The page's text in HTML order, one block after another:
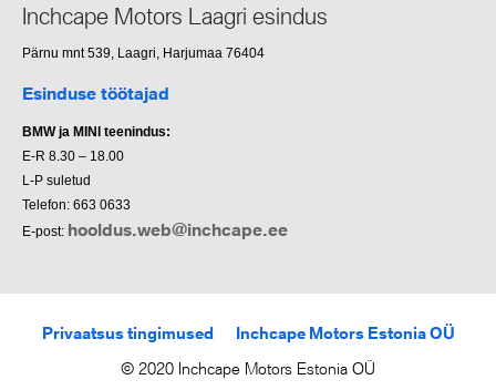
Inchcape Motors Laagri esindus
Pärnu mnt 539, Laagri, Harjumaa 76404
Esinduse töötajad
BMW ja MINI teenindus:
E-R 8.30 – 18.00
L-P suletud
Telefon: 663 0633
E-post: hooldus.web@inchcape.ee
Privaatsus tingimused
Inchcape Motors Estonia OÜ
© 2020 Inchcape Motors Estonia OÜ